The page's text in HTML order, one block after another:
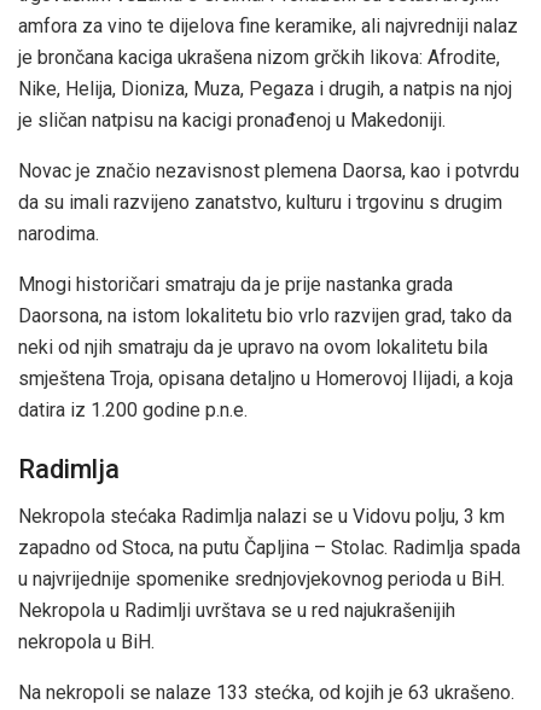
amfora za vino te dijelova fine keramike, ali najvredniji nalaz
je brončana kaciga ukrašena nizom grčkih likova: Afrodite,
Nike, Helija, Dioniza, Muza, Pegaza i drugih, a natpis na njoj
je sličan natpisu na kacigi pronađenoj u Makedoniji.
Novac je značio nezavisnost plemena Daorsa, kao i potvrdu
da su imali razvijeno zanatstvo, kulturu i trgovinu s drugim
narodima.
Mnogi historičari smatraju da je prije nastanka grada
Daorsona, na istom lokalitetu bio vrlo razvijen grad, tako da
neki od njih smatraju da je upravo na ovom lokalitetu bila
smještena Troja, opisana detaljno u Homerovoj Ilijadi, a koja
datira iz 1.200 godine p.n.e.
Radimlja
Nekropola stećaka Radimlja nalazi se u Vidovu polju, 3 km
zapadno od Stoca, na putu Čapljina – Stolac. Radimlja spada
u najvrijednije spomenike srednjovjekovnog perioda u BiH.
Nekropola u Radimlji uvrštava se u red najukrašenijih
nekropola u BiH.
Na nekropoli se nalaze 133 stećka, od kojih je 63 ukrašeno.